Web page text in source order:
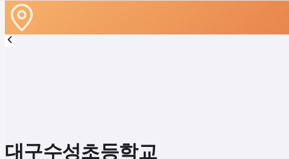
대구수성초등학교